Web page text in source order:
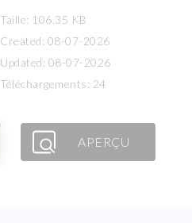
Taille: 106.35 KB
Created: 08-07-2026
Updated: 08-07-2026
Téléchargements: 24
APERÇU